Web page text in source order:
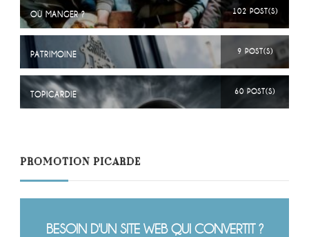
OÙ MANGER ? 102 POST(S)
PATRIMOINE 9 POST(S)
TOPICARDIE 60 POST(S)
PROMOTION PICARDE
BESOIN D'UN SITE WEB QUI CONVERTIT ?